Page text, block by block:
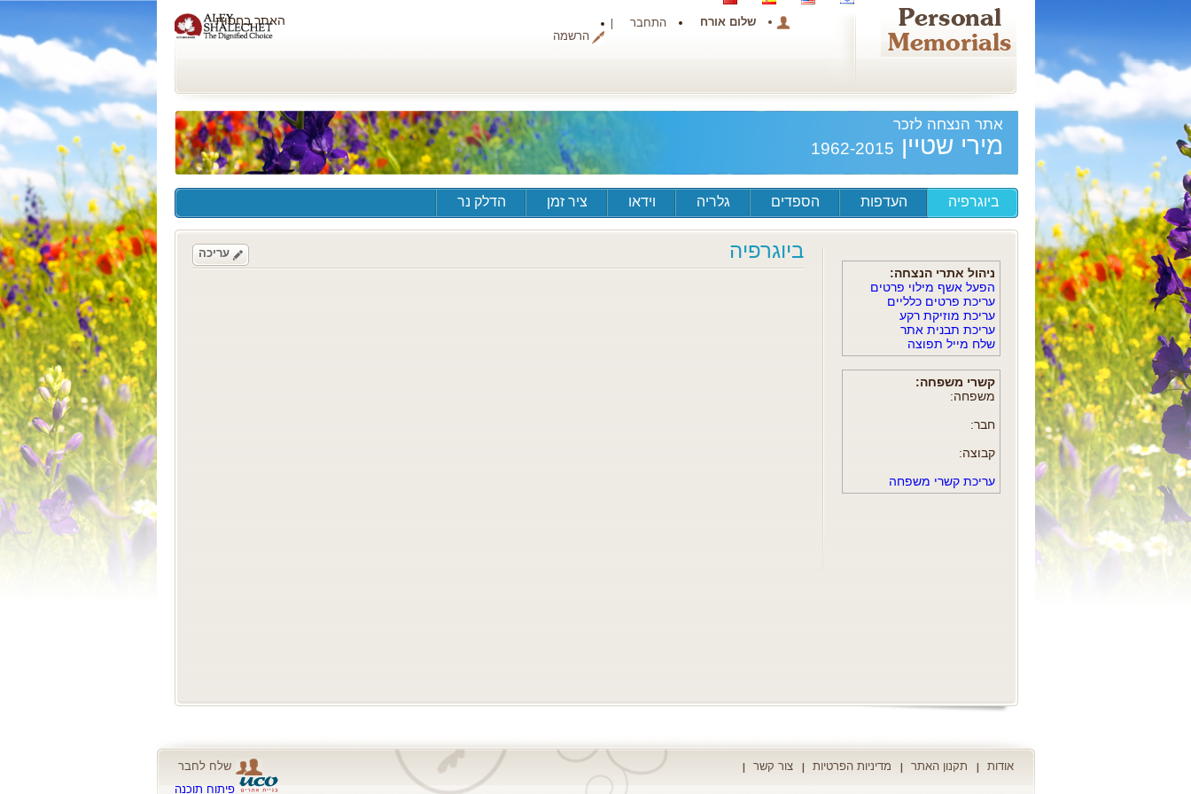
האתר בחסות שלום אורח
התחבר
הרשמה
אתר הנצחה לזכר
מירי שטיין 1962-2015
ביוגרפיה העדפות הספדים גלריה וידאו ציר זמן הדלק נר
ניהול אתרי הנצחה:
הפעל אשף מילוי פרטים
עריכת פרטים כלליים
עריכת מוזיקת רקע
עריכת תבנית אתר
שלח מייל תפוצה
קשרי משפחה:
משפחה:
חבר:
קבוצה:
עריכת קשרי משפחה
ביוגרפיה עריכה
אודות תקנון האתר מדיניות הפרטיות צור קשר
שלח לחבר
פיתוח תוכנה